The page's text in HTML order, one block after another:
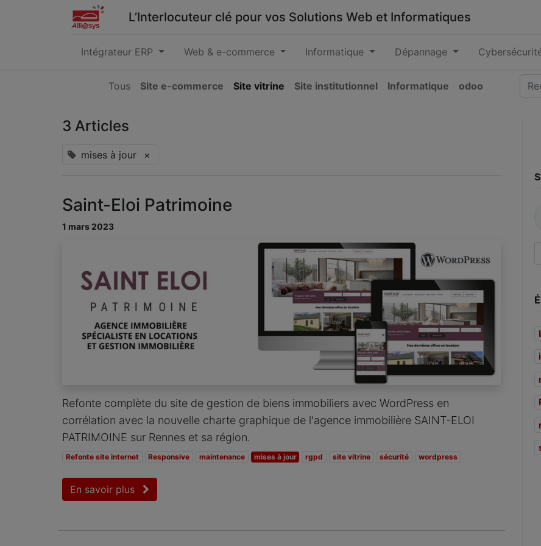
L’Interlocuteur clé pour vos Solutions Web et Informatiques
Intégrateur ERP Web & e-commerce Informatique Dépannage
Tous Site e-commerce Site vitrine Site institutionnel Informatique odoo
3 Articles
mises à jour ×
Saint-Eloi Patrimoine
1 mars 2023
Refonte complète du site de gestion de biens immobiliers avec WordPress en
corrélation avec la nouvelle charte graphique de l'agence immobilière SAINT-ELOI
PATRIMOINE sur Rennes et sa région.
Refonte site internet Responsive maintenance mises à jour rgpd site vitrine sécurité wordpress
En savoir plus